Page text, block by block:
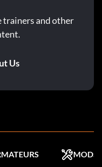
trainers and other
Us
MODS